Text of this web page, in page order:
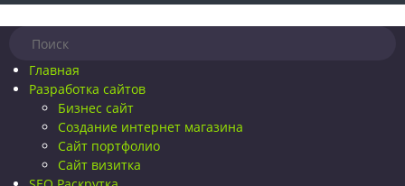
Главная
Разработка сайтов
Бизнес сайт
Создание интернет магазина
Сайт портфолио
Сайт визитка